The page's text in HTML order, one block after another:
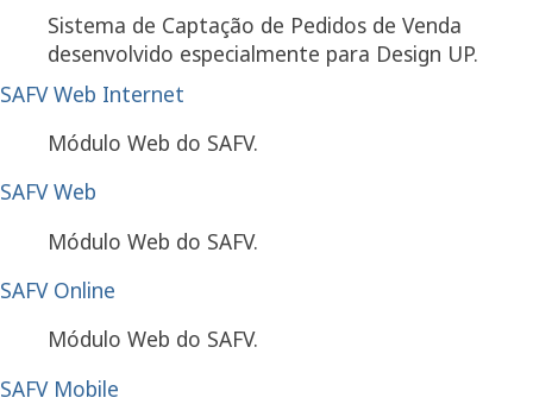
Sistema de Captação de Pedidos de Venda
desenvolvido especialmente para Design UP.
SAFV Web Internet
Módulo Web do SAFV.
SAFV Web
Módulo Web do SAFV.
SAFV Online
Módulo Web do SAFV.
SAFV Mobile